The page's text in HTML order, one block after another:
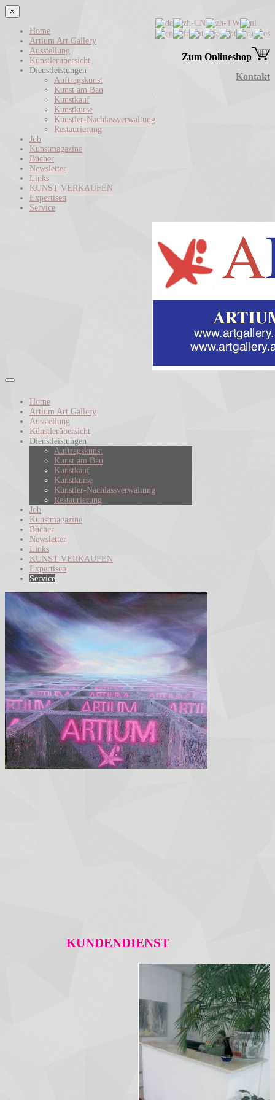
×
Home
Artium Art Gallery
Ausstellung
Künstlerübersicht
Dienstleistungen
Auftragskunst
Kunst am Bau
Kunstkauf
Kunstkurse
Künstler-Nachlassverwaltung
Restaurierung
Job
Kunstmagazine
Bücher
Newsletter
Links
KUNST VERKAUFEN
Expertisen
Service
Zum Onlineshop
Kontakt
Home
Artium Art Gallery
Ausstellung
Künstlerübersicht
Dienstleistungen
Auftragskunst
Kunst am Bau
Kunstkauf
Kunstkurse
Künstler-Nachlassverwaltung
Restaurierung
Job
Kunstmagazine
Bücher
Newsletter
Links
KUNST VERKAUFEN
Expertisen
Service
KUNDENDIENST